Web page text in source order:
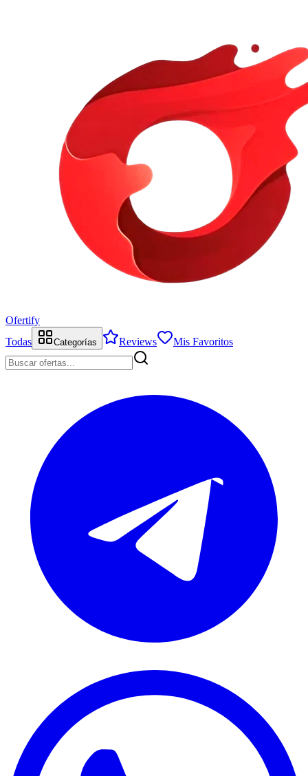
Ofertify
Todas
Categorías Reviews Mis Favoritos